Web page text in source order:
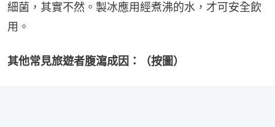
細菌，其實不然。製冰應用經煮沸的水，才可安全飲
用。
其他常見旅遊者腹瀉成因：（按圖）